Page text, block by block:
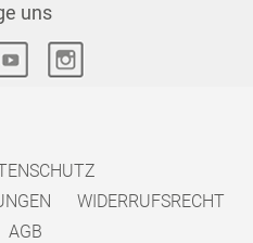
uns
WIDERRUFSRECHT
AGB